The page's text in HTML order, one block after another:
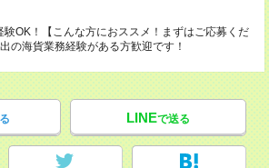
OK！【こんな方におススメ！まずはご応募くだ
の海貨業務経験がある方歓迎です！
LINEで送る